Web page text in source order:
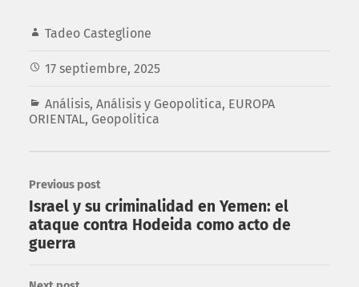
Tadeo Casteglione
17 septiembre, 2025
Análisis, Análisis y Geopolitica, EUROPA
ORIENTAL, Geopolitica
Previous post
Israel y su criminalidad en Yemen: el
ataque contra Hodeida como acto de
guerra